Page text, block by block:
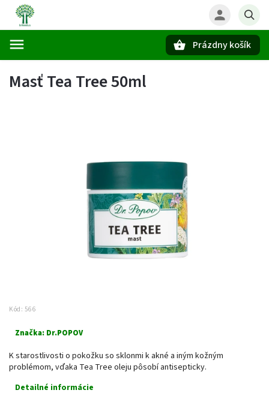
Prázdny košík
Masť Tea Tree 50ml
Kód: 566
Značka: Dr.POPOV
K starostlivosti o pokožku so sklonmi k akné a iným kožným
problémom, vďaka Tea Tree oleju pôsobí antisepticky.
Detailné informácie